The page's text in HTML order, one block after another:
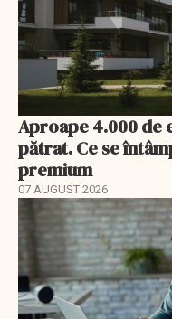
Aproape 4.000 de
pătrat. Ce se
premium
07 AUGUST 2026